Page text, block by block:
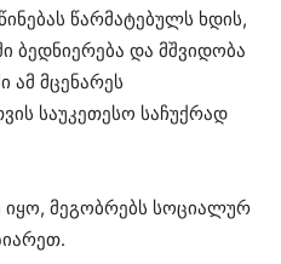
წარმატებულს ხდის,
ბედნიერება და მშვიდობა
ამ მცენარეს
საუკეთესო საჩუქრად
მეგობრებს სოციალურ